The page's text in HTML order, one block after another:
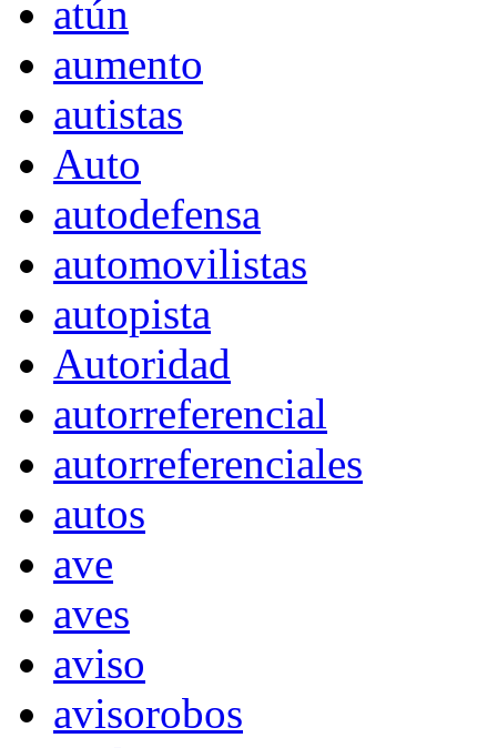
atún
aumento
autistas
Auto
autodefensa
automovilistas
autopista
Autoridad
autorreferencial
autorreferenciales
autos
ave
aves
aviso
avisorobos